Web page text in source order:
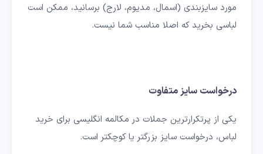
مورد سایزبندی (اسمال، مدیوم، لارج) برسانید، ممکن است
لباسی بخرید که اصلا مناسب شما نیست.
درخواست سایز متفاوت
یکی از پرتکرارترین جملات در مکالمه انگلیسی برای خرید
لباس، درخواست سایز بزرگتر یا کوچکتر است.